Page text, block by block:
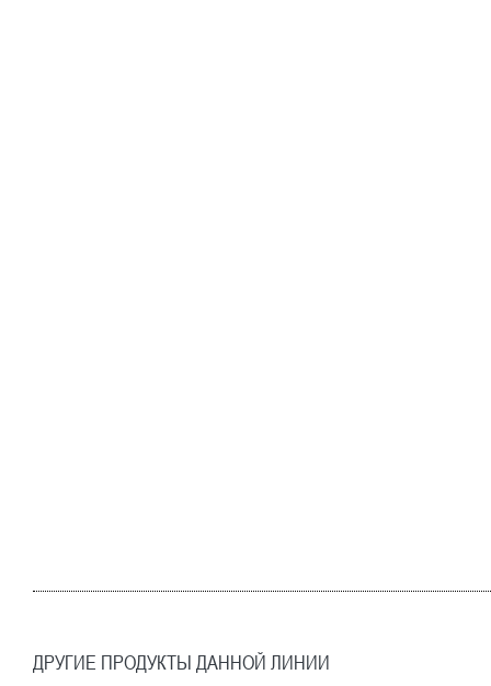
ДРУГИЕ ПРОДУКТЫ ДАННОЙ ЛИНИИ